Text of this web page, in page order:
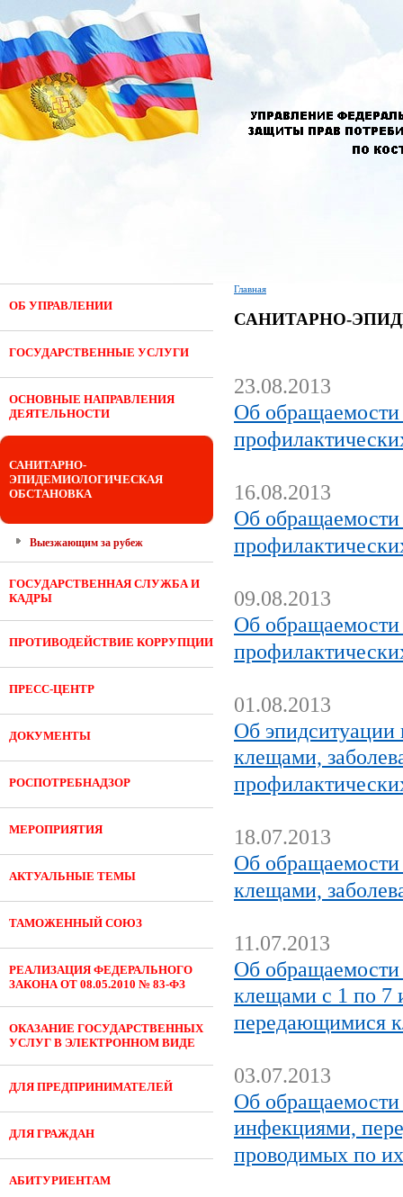
ОБ УПРАВЛЕНИИ
ГОСУДАРСТВЕННЫЕ УСЛУГИ
ОСНОВНЫЕ НАПРАВЛЕНИЯ
ДЕЯТЕЛЬНОСТИ
САНИТАРНО-
ЭПИДЕМИОЛОГИЧЕСКАЯ
ОБСТАНОВКА
Выезжающим за рубеж
ГОСУДАРСТВЕННАЯ СЛУЖБА И
КАДРЫ
ПРОТИВОДЕЙСТВИЕ КОРРУПЦИИ
ПРЕСС-ЦЕНТР
ДОКУМЕНТЫ
РОСПОТРЕБНАДЗОР
МЕРОПРИЯТИЯ
АКТУАЛЬНЫЕ ТЕМЫ
ТАМОЖЕННЫЙ СОЮЗ
РЕАЛИЗАЦИЯ ФЕДЕРАЛЬНОГО
ЗАКОНА ОТ 08.05.2010 № 83-ФЗ
ОКАЗАНИЕ ГОСУДАРСТВЕННЫХ
УСЛУГ В ЭЛЕКТРОННОМ ВИДЕ
ДЛЯ ПРЕДПРИНИМАТЕЛЕЙ
ДЛЯ ГРАЖДАН
АБИТУРИЕНТАМ
Главная
САНИТАРНО-
23.08.2013
Об обращаемости
16.08.2013
Об обращаемости
09.08.2013
Об обращаемости
01.08.2013
Об эпидситуации
клещами,
18.07.2013
Об обращаемости
клещами,
11.07.2013
Об обращаемости
клещами с 1 по 7
передающимися
03.07.2013
Об обращаемости
инфекциями,
проводимых по